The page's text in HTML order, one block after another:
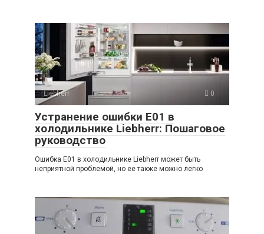
Liebherr 0
Устранение ошибки E01 в
холодильнике Liebherr: Пошаговое
руководство
Ошибка E01 в холодильнике Liebherr может быть
неприятной проблемой, но ее также можно легко